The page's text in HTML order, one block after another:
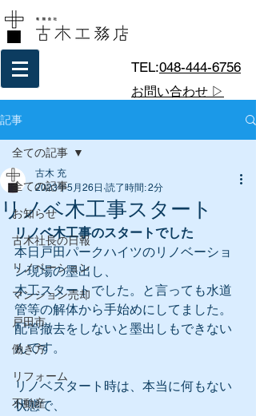
TEL:048-444-6756
お問い合わせ ▷
記事
全ての記事
お知らせ
古木社長の日報
リノベーション
マンション売却
戸田市
働き方
リフォーム
不動産
全ての記事
リノベ木工事スタート
古木 充
2023年5月26日 読了時間: 2分
リノベ木工事のスタートでした
本日戸田パークハイツのリノベーショ
ン現場の墨出し、
木工スタートでした。と言っても水道
管等の解体から手始めにしてました。
配管撤去をしないと墨出しもできない
んです。
リノベスタート時は、本当に何もない
状態で、